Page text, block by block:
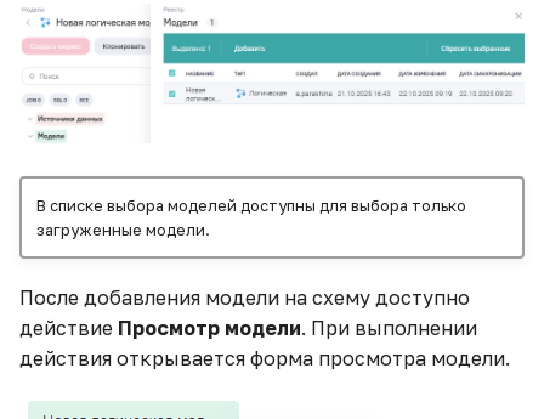
В списке выбора моделей доступны для выбора только
загруженные модели.
После добавления модели на схему доступно
действие Просмотр модели. При выполнении
действия открывается форма просмотра модели.